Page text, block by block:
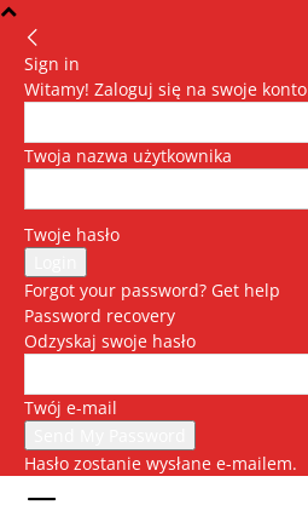
Sign in
Witamy! Zaloguj się na swoje konto
Twoja nazwa użytkownika
Twoje hasło
Forgot your password? Get help
Password recovery
Odzyskaj swoje hasło
Twój e-mail
Hasło zostanie wysłane e-mailem.